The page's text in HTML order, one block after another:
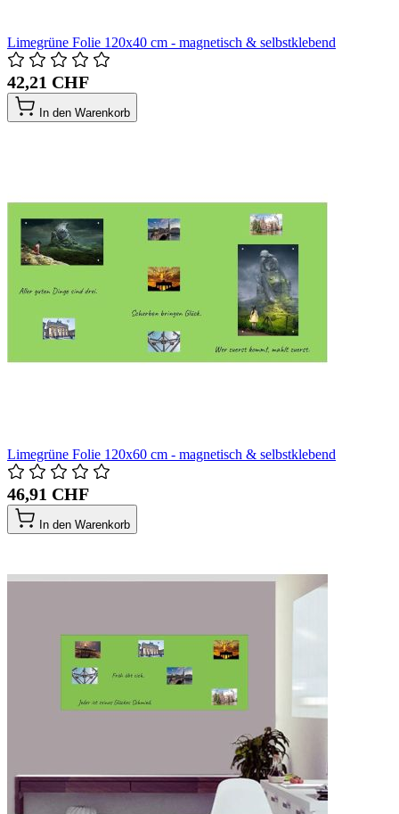
Limegrüne Folie 120x40 cm - magnetisch & selbstklebend
42,21 CHF
In den Warenkorb
Limegrüne Folie 120x60 cm - magnetisch & selbstklebend
46,91 CHF
In den Warenkorb